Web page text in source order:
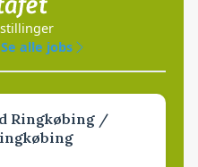
Se alle jobs
Ringkøbing /